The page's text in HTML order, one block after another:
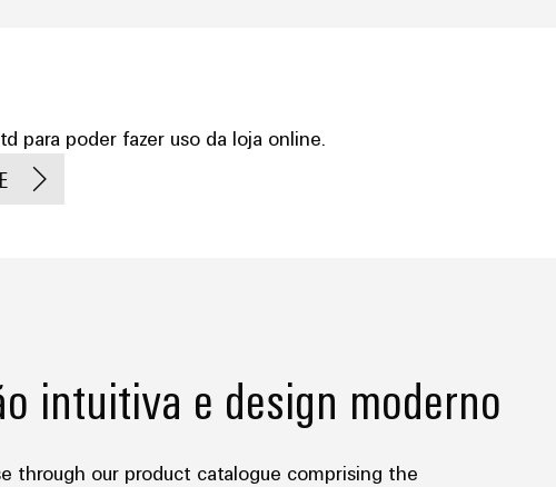
para poder fazer uso da loja online.
intuitiva e design moderno
through our product catalogue comprising the